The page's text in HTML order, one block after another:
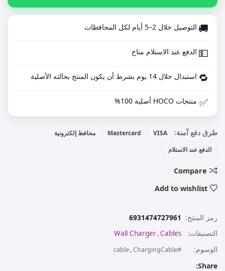
🚚 التوصيل خلال 2–5 أيام لكل المحافظات
💵 الدفع عند الاستلام متاح
🔁 استبدال خلال 14 يوم بشرط أن يكون المنتج بحالته الأصلية
✅ منتجات HOCO أصلية 100%
طرق دفع آمنة: VISA
Mastercard
محافظ إلكترونية
الدفع عند الاستلام
Compare
Add to wishlist
رمز المنتج:
6931474727961
التصنيفات:
Cables
,
Wall Charger
الوسوم:
#ChargingCable
,
cable
Share: